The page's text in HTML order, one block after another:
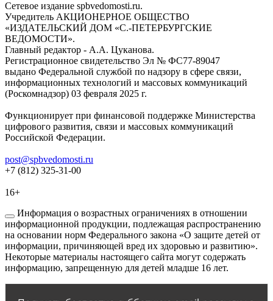
Сетевое издание spbvedomosti.ru.
Учредитель АКЦИОНЕРНОЕ ОБЩЕСТВО
«ИЗДАТЕЛЬСКИЙ ДОМ «С.-ПЕТЕРБУРГСКИЕ
ВЕДОМОСТИ».
Главный редактор - А.А. Цуканова.
Регистрационное свидетельство Эл № ФС77-89047
выдано Федеральной службой по надзору в сфере связи,
информационных технологий и массовых коммуникаций
(Роскомнадзор) 03 февраля 2025 г.
Функционирует при финансовой поддержке Министерства
цифрового развития, связи и массовых коммуникаций
Российской Федерации.
post@spbvedomosti.ru
+7 (812) 325-31-00
16+
Информация о возрастных ограничениях в отношении
информационной продукции, подлежащая распространению
на основании норм Федерального закона «О защите детей от
информации, причиняющей вред их здоровью и развитию».
Некоторые материалы настоящего сайта могут содержать
информацию, запрещенную для детей младше 16 лет.